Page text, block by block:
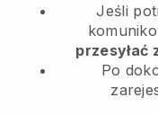
Jeśli
przesyłać
Po